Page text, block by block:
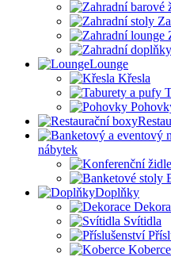
Lounge
Křesla
nábytek
Doplňky
Svítidla
Koberce